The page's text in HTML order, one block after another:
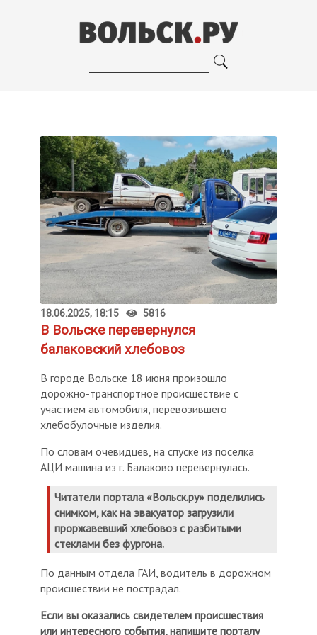
18.06.2025, 18:15 5816
В Вольске перевернулся
балаковский хлебовоз
В городе Вольске 18 июня произошло
дорожно-транспортное происшествие с
участием автомобиля, перевозившего
хлебобулочные изделия.
По словам очевидцев, на спуске из поселка
АЦИ машина из г. Балаково перевернулась.
Читатели портала «Вольск.ру» поделились
снимком, как на эвакуатор загрузили
проржавевший хлебовоз с разбитыми
стеклами без фургона.
По данным отдела ГАИ, водитель в дорожном
происшествии не пострадал.
Если вы оказались свидетелем происшествия
или интересного события, напишите порталу